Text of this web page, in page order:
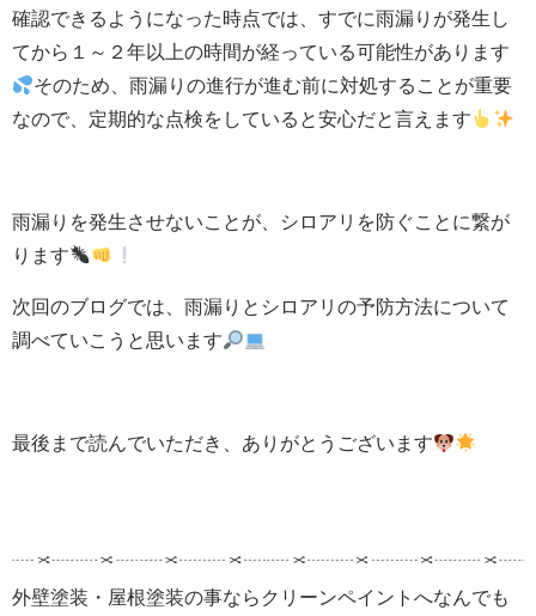
確認できるようになった時点では、すでに雨漏りが発生し
てから１～２年以上の時間が経っている可能性があります
そのため、雨漏りの進行が進む前に対処することが重要
なので、定期的な点検をしていると安心だと言えます
雨漏りを発生させないことが、シロアリを防ぐことに繋が
ります
次回のブログでは、雨漏りとシロアリの予防方法について
調べていこうと思います
最後まで読んでいただき、ありがとうございます
外壁塗装・屋根塗装の事ならクリーンペイントへなんでも